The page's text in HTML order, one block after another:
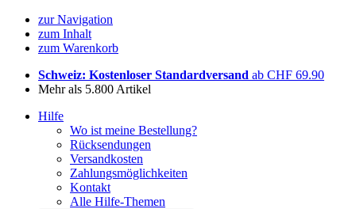
zur Navigation
zum Inhalt
zum Warenkorb
Schweiz: Kostenloser Standardversand ab CHF 69.90
Mehr als 5.800 Artikel
Hilfe
Wo ist meine Bestellung?
Rücksendungen
Versandkosten
Zahlungsmöglichkeiten
Kontakt
Alle Hilfe-Themen